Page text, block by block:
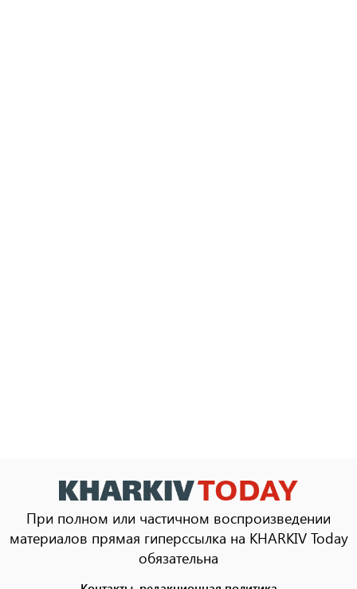
При полном или частичном воспроизведении
материалов прямая гиперссылка на KHARKIV Today
обязательна